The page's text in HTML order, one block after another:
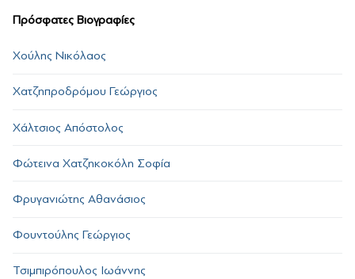
Πρόσφατες Βιογραφίες
Χούλης Νικόλαος
Χατζηπροδρόμου Γεώργιος
Χάλτσιος Απόστολος
Φώτεινα Χατζηκοκόλη Σοφία
Φρυγανιώτης Αθανάσιος
Φουντούλης Γεώργιος
Τσιμπιρόπουλος Ιωάννης